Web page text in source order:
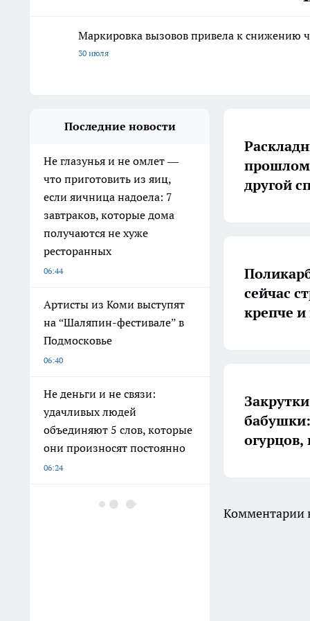
Маркировка вызовов привела к снижению
30 июля
Последние новости
Не глазунья и не омлет —
что приготовить из яиц,
если яичница надоела: 7
завтраков, которые дома
получаются не хуже
ресторанных
06:44
Артисты из Коми выступят
на “Шаляпин-фестивале” в
Подмосковье
06:40
Не деньги и не связи:
удачливых людей
объединяют 5 слов, которые
они произносят постоянно
06:24
В Коми поздравили
другой
сейчас
крепче
бабушки:
Комментарии